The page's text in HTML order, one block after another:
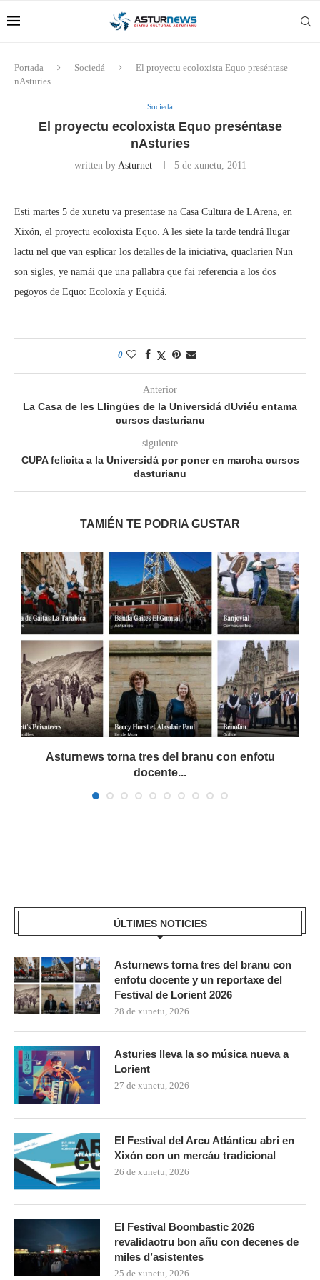
Portada Sociedá
El proyectu ecoloxista Equo preséntase
nAsturies
Sociedá
El proyectu ecoloxista Equo preséntase
nAsturies
written by Asturnet 5 de xunetu, 2011
Esti martes 5 de xunetu va presentase na Casa Cultura de LArena, en
Xixón, el proyectu ecoloxista Equo. A les siete la tarde tendrá llugar
lactu nel que van esplicar los detalles de la iniciativa, quaclarien Nun
son sigles, ye namái que una pallabra que fai referencia a los dos
pegoyos de Equo: Ecoloxía y Equidá.
0
Anterior
La Casa de les Llingües de la Universidá dUviéu entama
cursos dasturianu
siguiente
CUPA felicita a la Universidá por poner en marcha cursos
dasturianu
TAMIÉN TE PODRIA GUSTAR
Asturnews torna tres del branu con enfotu
docente...
ÚLTIMES NOTICIES
Asturnews torna tres del branu con
enfotu docente y un reportaxe del
Festival de Lorient 2026
28 de xunetu, 2026
Asturies lleva la so música nueva a
Lorient
27 de xunetu, 2026
El Festival del Arcu Atlánticu abri en
Xixón con un mercáu tradicional
26 de xunetu, 2026
El Festival Boombastic 2026
revalidaotru bon añu con decenes de
miles d’asistentes
25 de xunetu, 2026